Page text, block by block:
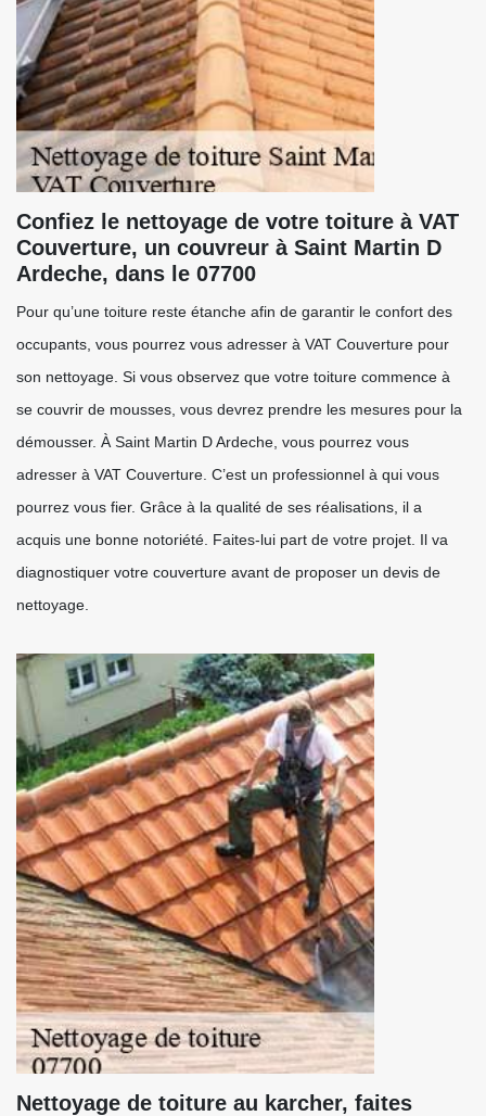
Confiez le nettoyage de votre toiture à VAT
Couverture, un couvreur à Saint Martin D
Ardeche, dans le 07700
Pour qu’une toiture reste étanche afin de garantir le confort des
occupants, vous pourrez vous adresser à VAT Couverture pour
son nettoyage. Si vous observez que votre toiture commence à
se couvrir de mousses, vous devrez prendre les mesures pour la
démousser. À Saint Martin D Ardeche, vous pourrez vous
adresser à VAT Couverture. C’est un professionnel à qui vous
pourrez vous fier. Grâce à la qualité de ses réalisations, il a
acquis une bonne notoriété. Faites-lui part de votre projet. Il va
diagnostiquer votre couverture avant de proposer un devis de
nettoyage.
Nettoyage de toiture au karcher, faites